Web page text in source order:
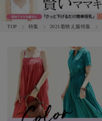
TOP 特集 2021着映え服特集